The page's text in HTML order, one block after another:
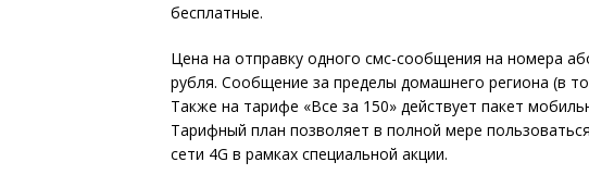
бесплатные.
Цена на отправку одного смс-сообщения на номера
рубля. Сообщение за пределы домашнего региона (в
Также на тарифе «Все за 150» действует пакет
Тарифный план позволяет в полной мере
сети 4G в рамках специальной акции.